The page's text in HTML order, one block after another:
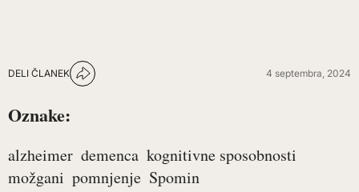
DELI ČLANEK 4 septembra, 2024
Oznake:
alzheimer demenca kognitivne sposobnosti
možgani pomnjenje Spomin